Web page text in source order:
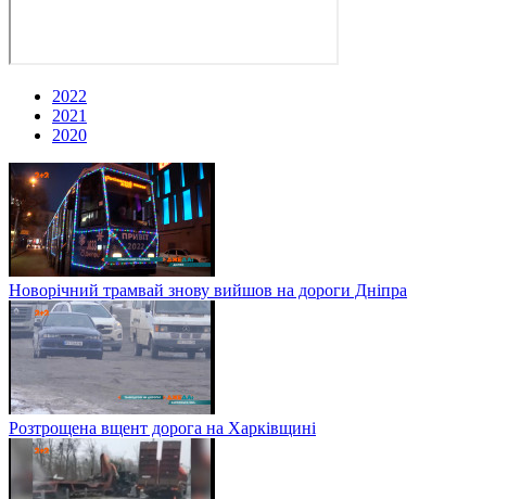
2022
2021
2020
Новорічний трамвай знову вийшов на дороги Дніпра
Розтрощена вщент дорога на Харківщині